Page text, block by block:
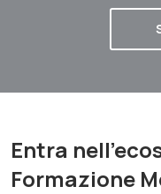
Entra
Formazione